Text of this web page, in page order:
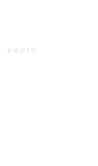
4 ФОТО